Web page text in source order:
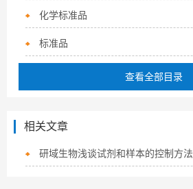
化学标准品
标准品
查看全部目录
相关文章
研域生物浅谈试剂和样本的控制方法